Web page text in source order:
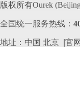
版权所有Ourek
全国统一服务热线：
地址：中国 北京 |官